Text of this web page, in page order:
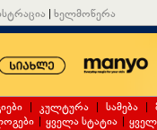
| ხელმოწერა
| კულტურა | სამება |
| ყველა სტატია |